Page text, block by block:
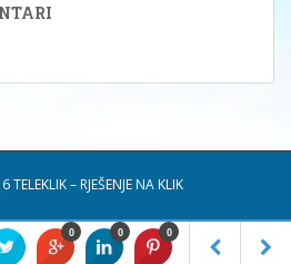
TELEKLIK – RJEŠENJE NA KLIK
0 0 0